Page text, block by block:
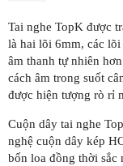
Tai nghe TopK được
là hai lõi 6mm, các lõi
âm thanh tự nhiên
cách âm trong suốt
được hiện tượng rò rỉ
Cuộn dây tai nghe
nghệ cuộn dây kép
bốn loa đồng thời sắc